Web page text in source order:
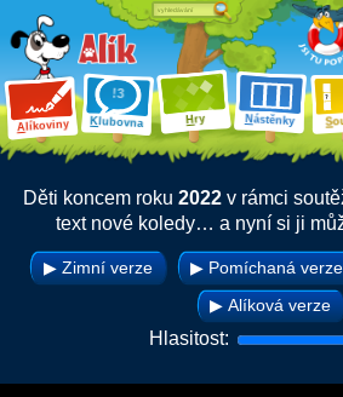
Alíkoviny Klubovna Hry Nástěnky S
Děti koncem roku 2022 v rámci
text nové koledy… a nyní si ji
▶Zimní verze ▶Pomíchaná verze
▶Alíková verze
Hlasitost: